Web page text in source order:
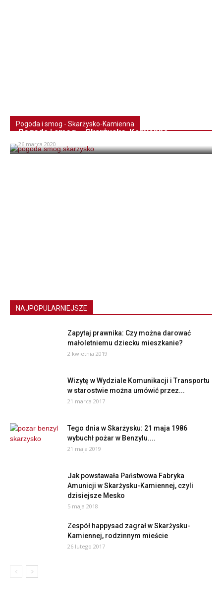
Pogoda i smog - Skarżysko-Kamienna
Pogoda i smog – Skarżysko-Kamienna
26 marca 2020
NAJPOPULARNIEJSZE
Zapytaj prawnika: Czy można darować
małoletniemu dziecku mieszkanie?
2 kwietnia 2019
Wizytę w Wydziale Komunikacji i Transportu
w starostwie można umówić przez...
21 marca 2017
Tego dnia w Skarżysku: 21 maja 1986
wybuchł pożar w Benzylu....
21 maja 2019
Jak powstawała Państwowa Fabryka
Amunicji w Skarżysku-Kamiennej, czyli
dzisiejsze Mesko
5 maja 2018
Zespół happysad zagrał w Skarżysku-
Kamiennej, rodzinnym mieście
26 lutego 2017